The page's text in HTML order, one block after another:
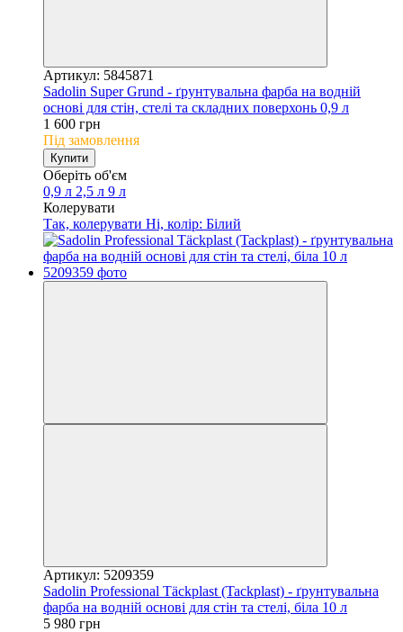
Артикул: 5845871
Sadolin Super Grund - ґрунтувальна фарба на водній
основі для стін, стелі та складних поверхонь 0,9 л
1 600 грн
Під замовлення
Купити
Оберіть об'єм
0,9 л 2,5 л 9 л
Колерувати
Так, колерувати Ні, колір: Білий
Артикул: 5209359
Sadolin Professional Täckplast (Tackplast) - ґрунтувальна
фарба на водній основі для стін та стелі, біла 10 л
5 980 грн